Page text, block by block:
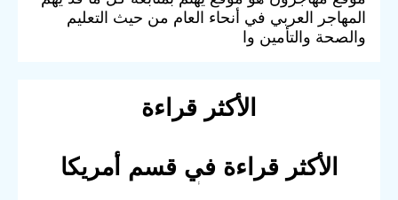
المهاجر العربي في أنحاء العام من حيث التعليم
والصحة والتأمين وا
الأكثر قراءة
الأكثر قراءة في قسم أمريكا